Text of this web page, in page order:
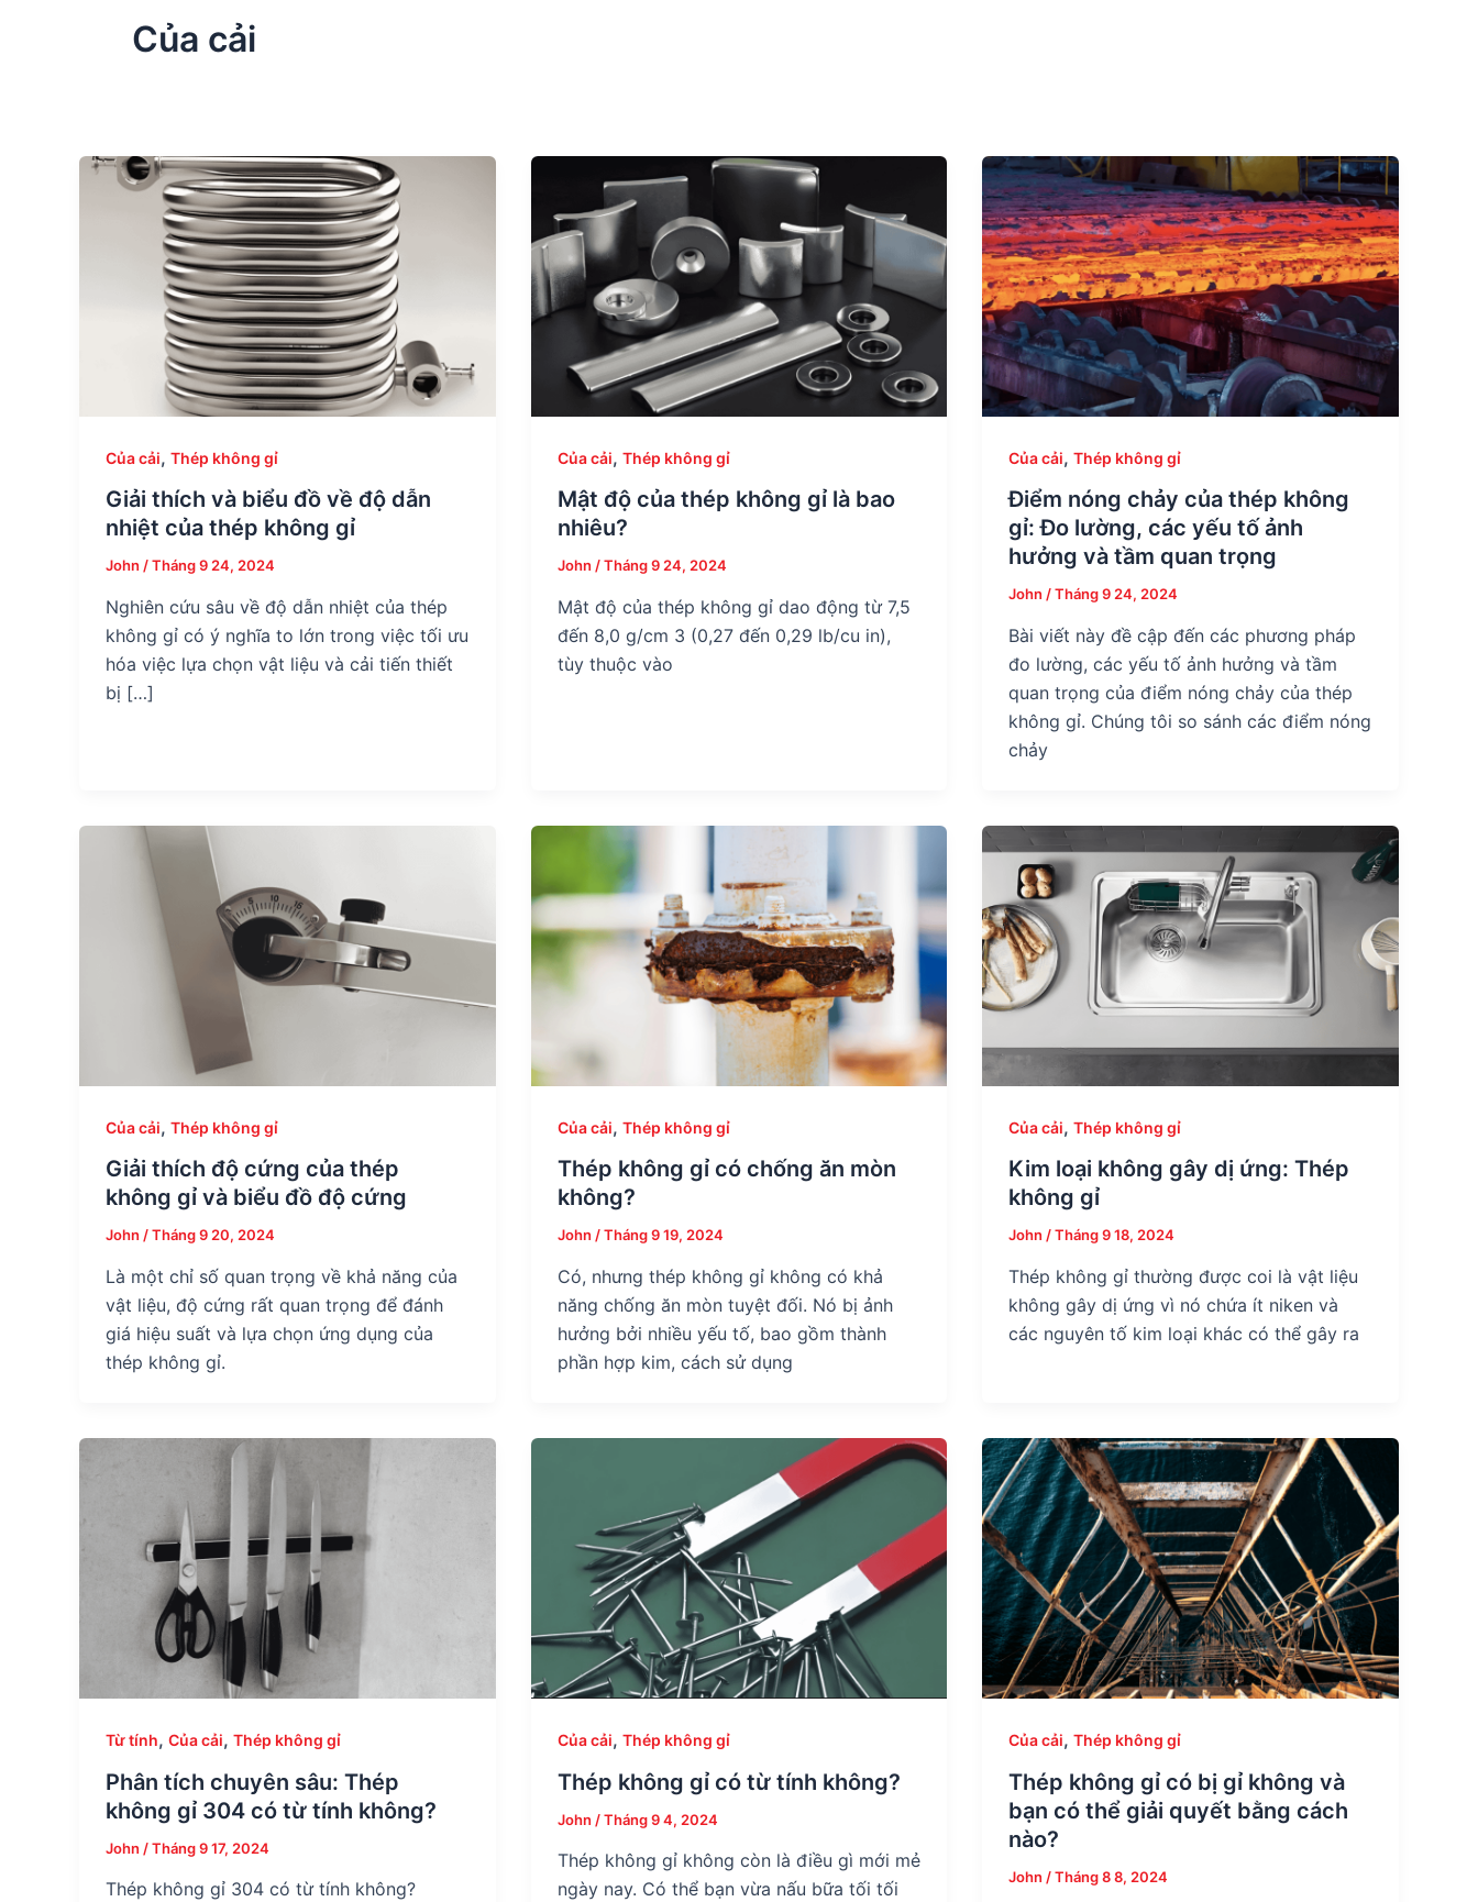
Của cải
Của cải, Thép không gỉ
Giải thích và biểu đồ về độ dẫn
nhiệt của thép không gỉ
John /Tháng 9 24, 2024
Nghiên cứu sâu về độ dẫn nhiệt của thép
không gỉ có ý nghĩa to lớn trong việc tối ưu
hóa việc lựa chọn vật liệu và cải tiến thiết
bị […]
Của cải, Thép không gỉ
Mật độ của thép không gỉ là bao
nhiêu?
John /Tháng 9 24, 2024
Mật độ của thép không gỉ dao động từ 7,5
đến 8,0 g/cm 3 (0,27 đến 0,29 lb/cu in),
tùy thuộc vào
Của cải,Thép không gỉ
Điểm nóng chảy của thép không
gỉ: Đo lường, các yếu tố ảnh
hưởng và tầm quan trọng
John/Tháng 9 24, 2024
Bài viết này đề cập đến các phương pháp
đo lường, các yếu tố ảnh hưởng và tầm
quan trọng của điểm nóng chảy của thép
không gỉ. Chúng tôi so sánh các điểm nóng
chảy
Của cải, Thép không gỉ
Giải thích độ cứng của thép
không gỉ và biểu đồ độ cứng
John /Tháng 9 20, 2024
Là một chỉ số quan trọng về khả năng của
vật liệu, độ cứng rất quan trọng để đánh
giá hiệu suất và lựa chọn ứng dụng của
thép không gỉ.
Của cải, Thép không gỉ
Thép không gỉ có chống ăn mòn
không?
John /Tháng 9 19, 2024
Có, nhưng thép không gỉ không có khả
năng chống ăn mòn tuyệt đối. Nó bị ảnh
hưởng bởi nhiều yếu tố, bao gồm thành
phần hợp kim, cách sử dụng
Của cải,Thép không gỉ
Kim loại không gây dị ứng: Thép
không gỉ
John/Tháng 9 18, 2024
Thép không gỉ thường được coi là vật liệu
không gây dị ứng vì nó chứa ít niken và
các nguyên tố kim loại khác có thể gây ra
Từ tính, Của cải, Thép không gỉ
Phân tích chuyên sâu: Thép
không gỉ 304 có từ tính không?
John /Tháng 9 17, 2024
Thép không gỉ 304 có từ tính không?
Của cải, Thép không gỉ
Thép không gỉ có từ tính không?
John /Tháng 9 4, 2024
Thép không gỉ không còn là điều gì mới mẻ
ngày nay. Có thể bạn vừa nấu bữa tối tối
Của cải,Thép không gỉ
Thép không gỉ có bị gỉ không và
bạn có thể giải quyết bằng cách
nào?
John /Tháng 8 8, 2024